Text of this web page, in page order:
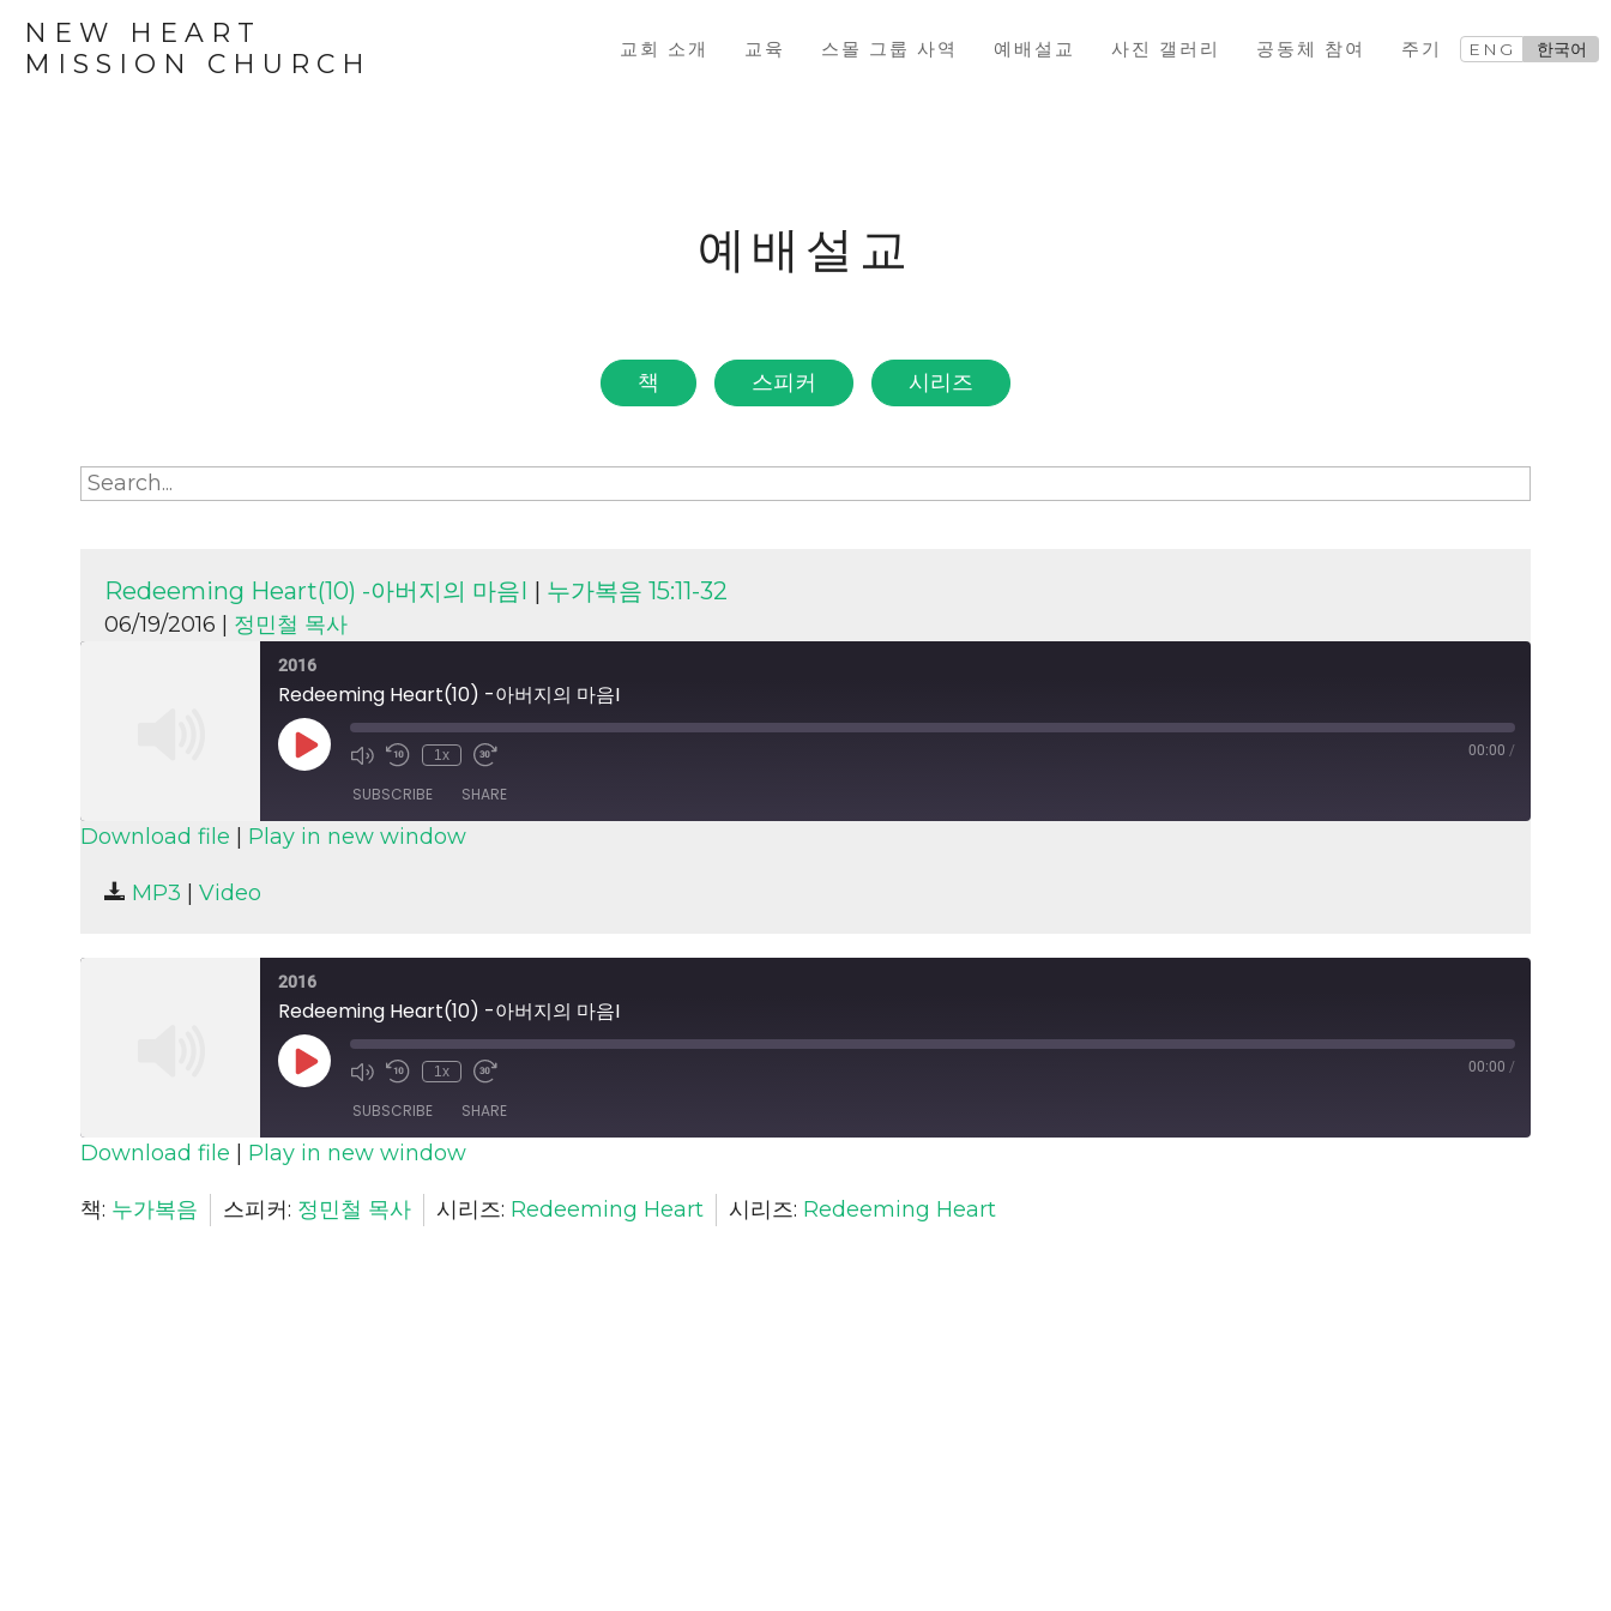
NEW HEART
MISSION CHURCH
교회 소개 교육 스몰 그룹 사역 예배설교 사진 갤러리 공동체 참여 주기 ENG 한국어
예배설교
책 스피커 시리즈
Redeeming Heart(10) -아버지의 마음I | 누가복음 15:11-32
06/19/2016 | 정민철 목사
2016
Redeeming Heart(10) -아버지의 마음I
Play
Episode
1x 00:00 /
SUBSCRIBE SHARE
RSS FEED
Download file Play in new window
MP3 |Video
2016
Redeeming Heart(10) -아버지의 마음I
Play
Episode
1x 00:00 /
SUBSCRIBE SHARE
RSS FEED
Download file Play in new window
책: 누가복음 스피커: 정민철 목사 시리즈: Redeeming Heart 시리즈: Redeeming Heart